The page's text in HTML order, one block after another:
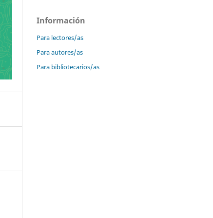
Información
Para lectores/as
Para autores/as
Para bibliotecarios/as